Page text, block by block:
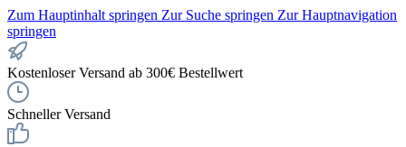
Zum Hauptinhalt springen Zur Suche springen Zur Hauptnavigation
springen
Kostenloser Versand ab 300€ Bestellwert
Schneller Versand